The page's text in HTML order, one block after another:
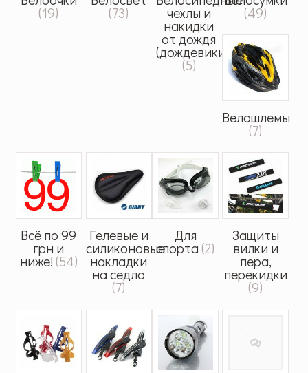
(19) (73) чехлы и
накидки
от дождя
(дождевики)
(5)
(49)
Велошлемы
(7)
Всё по 99
грн и
ниже! (54)
Гелевые и
силиконовые
накладки
на седло
(7)
Для
спорта (2)
Защиты
вилки и
пера,
перекидки
(9)